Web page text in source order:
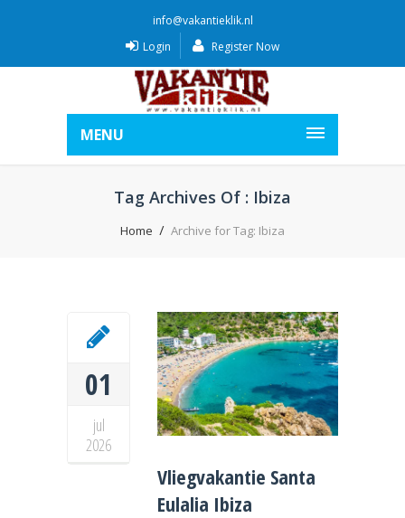
info@vakantieklik.nl
Login
Register Now
MENU
Tag Archives Of : Ibiza
Home Archive for Tag: Ibiza
01
jul
2026
Vliegvakantie Santa
Eulalia Ibiza